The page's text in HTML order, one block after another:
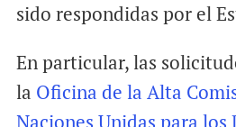
sido respondidas por el
En particular, las
la Oficina de la Alta
Naciones Unidas para los